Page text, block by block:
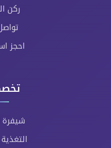
ركن
احجز
شيفرة